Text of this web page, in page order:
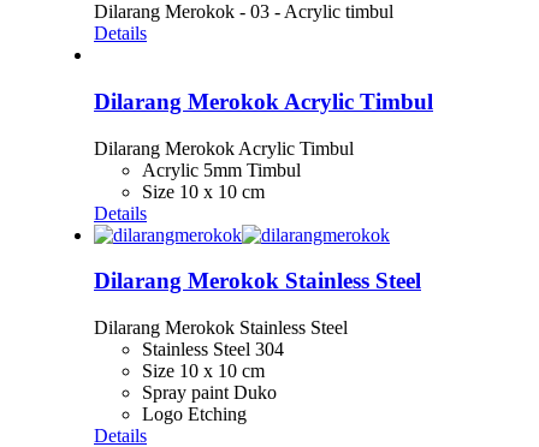
Dilarang Merokok - 03 - Acrylic timbul
Details
Dilarang Merokok Acrylic Timbul
Dilarang Merokok Acrylic Timbul
Acrylic 5mm Timbul
Size 10 x 10 cm
Details
Dilarang Merokok Stainless Steel
Dilarang Merokok Stainless Steel
Stainless Steel 304
Size 10 x 10 cm
Spray paint Duko
Logo Etching
Details